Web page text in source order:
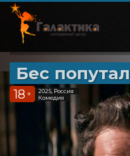
Бес попутал
18 +
2025, Россия
Комедия